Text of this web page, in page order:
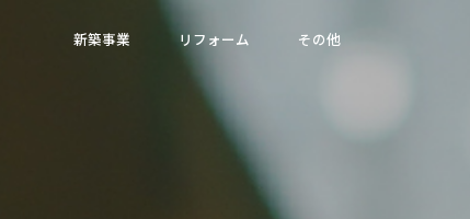
新築事業 リフォーム その他